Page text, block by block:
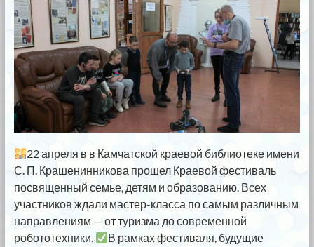
22 апреля в в Камчатской краевой библиотеке имени
С. П. Крашенинникова прошел Краевой фестиваль
посвященный семье, детям и образованию. Всех
участников ждали мастер-класса по самым различным
направлениям — от туризма до современной
робототехники.
В рамках фестиваля, будущие